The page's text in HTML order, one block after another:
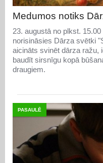
Medumos notiks
23. augustā no plkst.
norisināsies Dārza svētki
aicināts svinēt dārza ražu,
baudīt sirsnīgu kopā
draugiem.
PASAULĒ